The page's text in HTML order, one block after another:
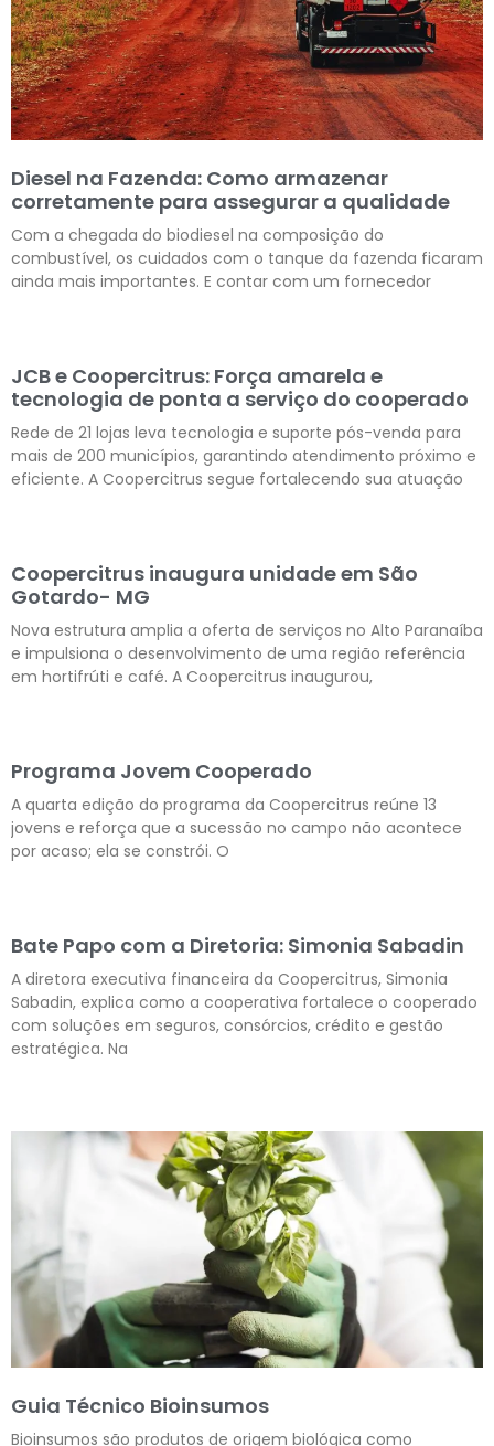
Diesel na Fazenda: Como armazenar
corretamente para assegurar a qualidade
Com a chegada do biodiesel na composição do
combustível, os cuidados com o tanque da fazenda ficaram
ainda mais importantes. E contar com um fornecedor
JCB e Coopercitrus: Força amarela e
tecnologia de ponta a serviço do cooperado
Rede de 21 lojas leva tecnologia e suporte pós-venda para
mais de 200 municípios, garantindo atendimento próximo e
eficiente. A Coopercitrus segue fortalecendo sua atuação
Coopercitrus inaugura unidade em São
Gotardo- MG
Nova estrutura amplia a oferta de serviços no Alto Paranaíba
e impulsiona o desenvolvimento de uma região referência
em hortifrúti e café. A Coopercitrus inaugurou,
Programa Jovem Cooperado
A quarta edição do programa da Coopercitrus reúne 13
jovens e reforça que a sucessão no campo não acontece
por acaso; ela se constrói. O
Bate Papo com a Diretoria: Simonia Sabadin
A diretora executiva financeira da Coopercitrus, Simonia
Sabadin, explica como a cooperativa fortalece o cooperado
com soluções em seguros, consórcios, crédito e gestão
estratégica. Na
Guia Técnico Bioinsumos
Bioinsumos são produtos de origem biológica como